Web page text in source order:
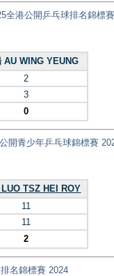
全港公開乒乓球排名錦標
AU WING YEUNG
2
3
0
開青少年乒乓球錦標賽
TSZ HEI ROY
11
11
2
名錦標賽 2024